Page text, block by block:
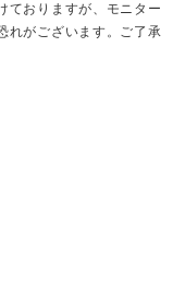
ておりますが、モニター
れがございます。ご了承